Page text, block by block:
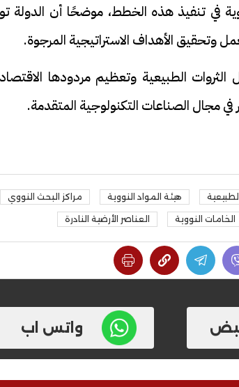
في تنفيذ هذه الخطط، موضحًا أن الدولة
وتحقيق الأهداف الاستراتيجية المرجوة.
الثروات الطبيعية وتعظيم مردودها
مجال الصناعات التكنولوجية المتقدمة.
هيئة المواد النووية مراكز البحث النووي
الخامات النووية العناصر الأرضية النادرة
واتس اب